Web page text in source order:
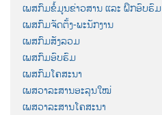
ເພສກົມຂໍ້ມູນຂ່າວສານ ແລະ ຝຶກອົບຮົມ
ເພສກົມຈັດຕັ້ງ-ພະນັກງານ
ເພສກົມສັງລວມ
ເພສກົມອົບຮົມ
ເພສກົມໂຄສະນາ
ເພສວາລະສານອະລຸນໃໝ່
ເພສວາລະສານໂຄສະນາ